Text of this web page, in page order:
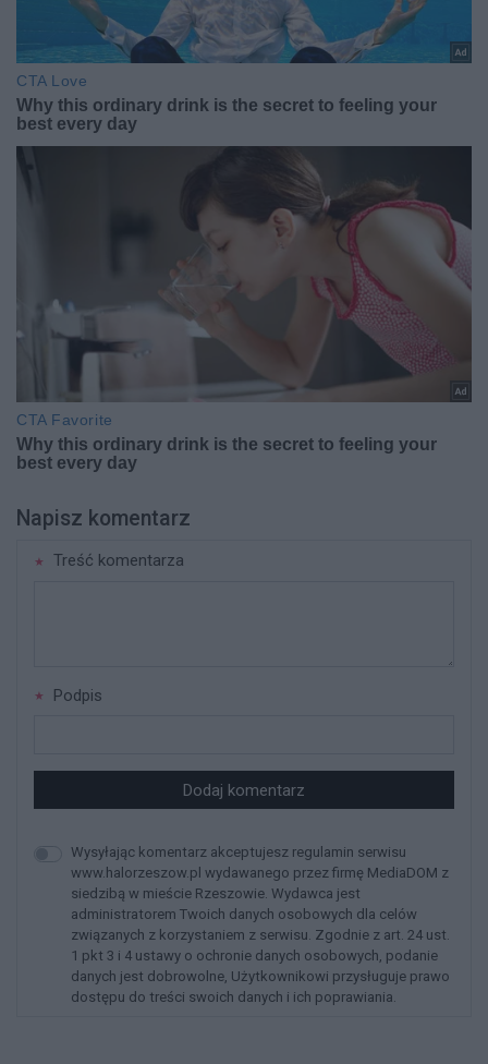
Napisz komentarz
Treść komentarza
Podpis
Dodaj komentarz
Wysyłając komentarz akceptujesz regulamin serwisu
www.halorzeszow.pl wydawanego przez firmę MediaDOM z
siedzibą w mieście Rzeszowie. Wydawca jest
administratorem Twoich danych osobowych dla celów
związanych z korzystaniem z serwisu. Zgodnie z art. 24 ust.
1 pkt 3 i 4 ustawy o ochronie danych osobowych, podanie
danych jest dobrowolne, Użytkownikowi przysługuje prawo
dostępu do treści swoich danych i ich poprawiania.